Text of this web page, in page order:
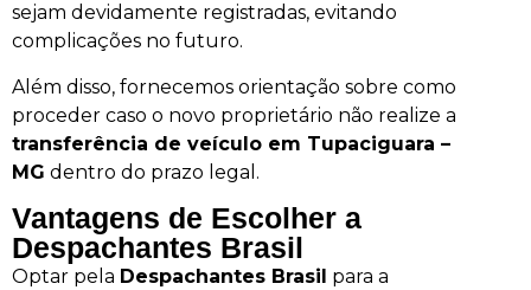
sejam devidamente registradas, evitando
complicações no futuro.
Além disso, fornecemos orientação sobre como
proceder caso o novo proprietário não realize a
transferência de veículo em Tupaciguara –
MG dentro do prazo legal.
Vantagens de Escolher a
Despachantes Brasil
Optar pela Despachantes Brasil para a